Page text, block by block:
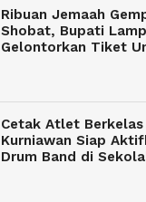
Ribuan Jemaah
Shobat, Bupati
Gelontorkan Tiket
Cetak Atlet
Kurniawan Siap
Drum Band di